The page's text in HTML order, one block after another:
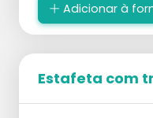
Adicionar à
Estafeta com